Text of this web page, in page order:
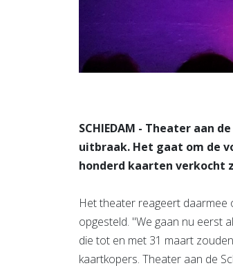
SCHIEDAM - Theater aan
uitbraak. Het gaat om de
honderd kaarten verkocht
Het theater reageert daarmee
opgesteld. "We gaan nu eerst
die tot en met 31 maart
kaartkopers. Theater aan de